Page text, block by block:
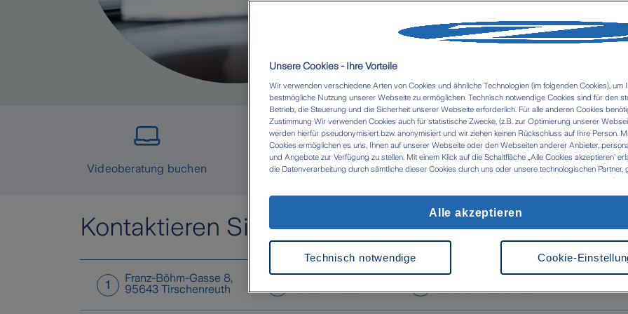
Termin
Videoberatung buchen Nachricht senden Schaden
Kontaktieren Sie uns in Tirschenreuth und
1
Franz-Böhm-Gasse 8,
95643 Tirschenreuth
Gartenstraße 10,
92637 Weiden
Franz-Böhm-Gasse 8,
95643 Tirschenreuth
Unsere Cookies - Ihre Vorteile
Wir verwenden verschiedene Arten von Cookies und ähnliche Technologien (im folgenden Cookies), um
bestmögliche Nutzung unserer Webseite zu ermöglichen. Technisch notwendige Cookies sind für den
Betrieb, die Steuerung und die Sicherheit unserer Webseite erforderlich. Für alle anderen Cookies
Zustimmung Wir verwenden Cookies auch für statistische Zwecke, (z.B. zur Optimierung unserer
werden hierfür pseudonymisiert bzw. anonymisiert und wir ziehen keinen Rückschluss auf Ihre Person.
Cookies ermöglichen es uns, Ihnen auf unserer Webseite oder den Webseiten anderer Anbieter,
und Angebote zur Verfügung zu stellen. Mit einem Klick auf die Schaltfläche „Alle Cookies akzeptieren'
die Datenverarbeitung durch sämtliche dieser Cookies durch uns oder unsere technologischen Partner,
eigenen Zwecken. Im Zusammenhang mit der Nutzung von Drittanbieter-Tools (z.B. Google Analytics)
durchgesetzt werden können- Ihre Einwilligung können Sie jederzeit über die Cookie Einstellungen mit
Zukunft widerrufen. Weitere Informationen zu Cookies und der Widerrufsmöglichkeit finden Sie unter den
Datenschutz Impressum
Cookie-
Technisch notwendige
Alle akzeptieren